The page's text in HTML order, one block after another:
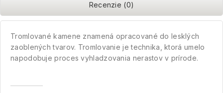
Recenzie (0)
Tromlované kamene znamená opracované do lesklých
zaoblených tvarov. Tromlovanie je technika, ktorá umelo
napodobuje proces vyhladzovania nerastov v prírode.